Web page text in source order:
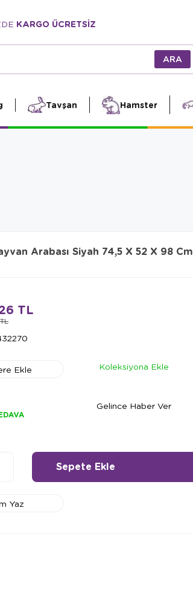
KARGO ÜCRETSİZ
Tavşan Hamster
Arabası Siyah 74,5 X 52 X 98 Cm
TL
Ekle
Koleksiyona Ekle
Gelince Haber Ver
Yaz